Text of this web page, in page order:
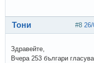
#8
Тони
Здравейте,
Вчера 253 българи